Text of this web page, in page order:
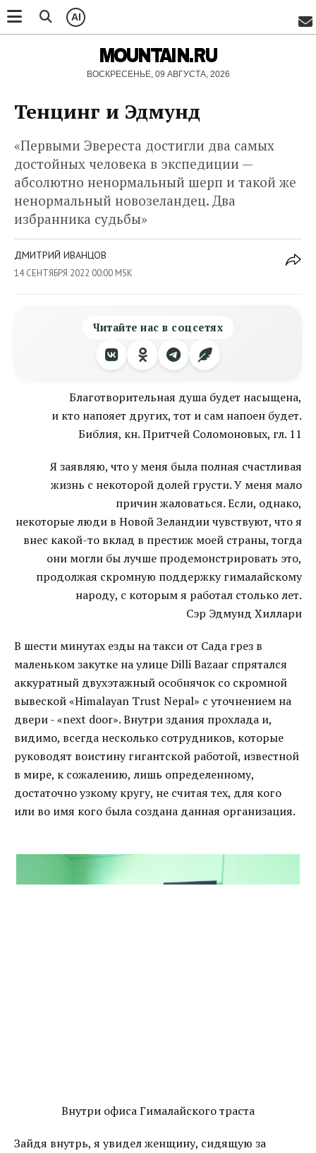
AI
MOUNTAIN.RU
ВОСКРЕСЕНЬЕ, 09 АВГУСТА, 2026
Тенцинг и Эдмунд
«Первыми Эвереста достигли два самых
достойных человека в экспедиции —
абсолютно ненормальный шерп и такой же
ненормальный новозеландец. Два
избранника судьбы»
ДМИТРИЙ ИВАНЦОВ
14 СЕНТЯБРЯ 2022 00:00 MSK
Читайте нас в соцсетях
Благотворительная душа будет насыщена,
и кто напояет других, тот и сам напоен будет.
Библия, кн. Притчей Соломоновых, гл. 11
Я заявляю, что у меня была полная счастливая
жизнь с некоторой долей грусти. У меня мало
причин жаловаться. Если, однако,
некоторые люди в Новой Зеландии чувствуют, что я
внес какой-то вклад в престиж моей страны, тогда
они могли бы лучше продемонстрировать это,
продолжая скромную поддержку гималайскому
народу, с которым я работал столько лет.
Сэр Эдмунд Хиллари
В шести минутах езды на такси от Сада грез в
маленьком закутке на улице Dilli Bazaar спрятался
аккуратный двухэтажный особнячок со скромной
вывеской «Himalayan Trust Nepal» с уточнением на
двери - «next door». Внутри здания прохлада и,
видимо, всегда несколько сотрудников, которые
руководят воистину гигантской работой, известной
в мире, к сожалению, лишь определенному,
достаточно узкому кругу, не считая тех, для кого
или во имя кого была создана данная организация.
Внутри офиса Гималайского траста
Зайдя внутрь, я увидел женщину, сидящую за